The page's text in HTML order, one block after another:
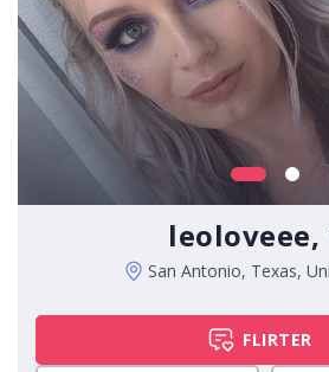
leoloveee,
San Antonio, Texas,
FLIRTER